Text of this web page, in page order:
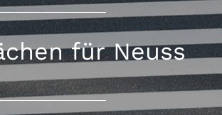
für Neuss